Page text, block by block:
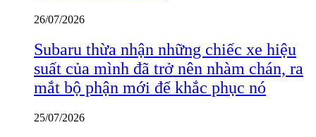
26/07/2026
Subaru thừa nhận những chiếc xe hiệu
suất của mình đã trở nên nhàm chán, ra
mắt bộ phận mới để khắc phục nó
25/07/2026